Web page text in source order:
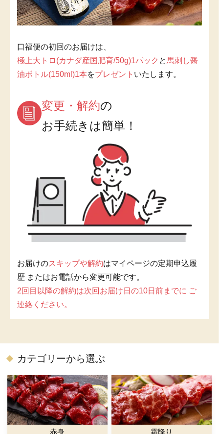
口福便の初回のお届けは、
極上大トロ(カナダ産国肥育/50g)1パック と 馬刺し醤
油ボトル(150ml)1本をプレゼント いたします。
変更・解約の
お手続きは簡単！
お届けのスキップや解約はマイページの定期申込履
歴 またはお電話から変更可能です。
2回目以降の解約は次回お届け日の10日前までに ご
連絡ください。
カテゴリーから選ぶ
赤身 霜降り